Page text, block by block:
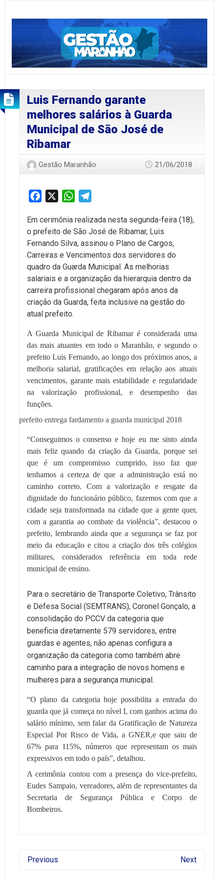
Luis Fernando garante
melhores salários à Guarda
Municipal de São José de
Ribamar
Gestão Maranhão 21/06/2018
Facebook WhatsApp
Em cerimônia realizada nesta segunda-feira (18),
o prefeito de São José de Ribamar, Luis
Fernando Silva, assinou o Plano de Cargos,
Carreiras e Vencimentos dos servidores do
quadro da Guarda Municipal. As melhorias
salariais e a organização da hierarquia dentro da
carreira profissional chegaram após anos da
criação da Guarda, feita inclusive na gestão do
atual prefeito.
A Guarda Municipal de Ribamar é considerada uma
das mais atuantes em todo o Maranhão, e segundo o
prefeito Luis Fernando, ao longo dos próximos anos, a
melhoria salarial, gratificações em relação aos atuais
vencimentos, garante mais estabilidade e regularidade
na valorização profissional, e desempenho das
funções.
“Conseguimos o consenso e hoje eu me sinto ainda
mais feliz quando da criação da Guarda, porque sei
que é um compromisso cumprido, isso faz que
tenhamos a certeza de que a administração está no
caminho correto. Com a valorização e resgate da
dignidade do funcionário público, fazemos com que a
cidade seja transformada na cidade que a gente quer,
com a garantia ao combate da violência”, destacou o
prefeito, lembrando ainda que a segurança se faz por
meio da educação e citou a criação dos três colégios
militares, considerados referência em toda rede
municipal de ensino.
Para o secretário de Transporte Coletivo, Trânsito
e Defesa Social (SEMTRANS), Coronel Gonçalo, a
consolidação do PCCV da categoria que
beneficia diretamente 579 servidores, entre
guardas e agentes, não apenas configura a
organização da categoria como também abre
caminho para a integração de novos homens e
mulheres para a segurança municipal.
“O plano da categoria hoje possibilita a entrada do
guarda que já começa no nível I, com ganhos acima do
salário mínimo, sem falar da Gratificação de Natureza
Especial Por Risco de Vida, a GNER,e que saiu de
67% para 115%, números que representam os mais
expressivos em todo o país”, detalhou.
A cerimônia contou com a presença do vice-prefeito,
Eudes Sampaio, vereadores, além de representantes da
Secretaria de Segurança Pública e Corpo de
Bombeiros.
Previous Next